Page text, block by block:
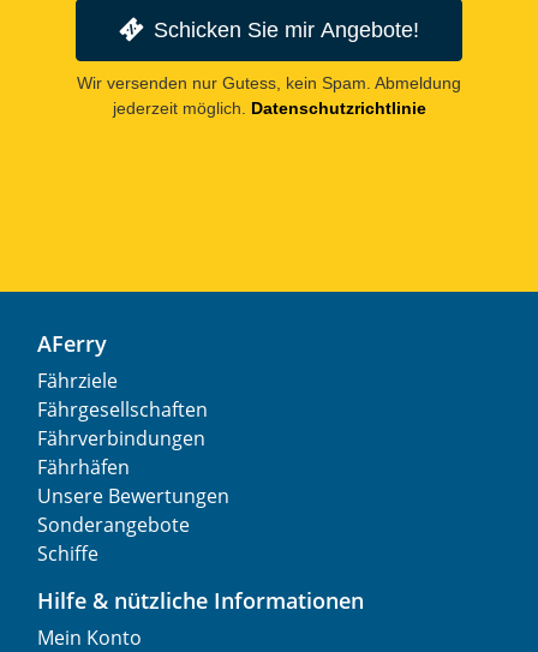
Schicken Sie mir Angebote!
Wir versenden nur Gutess, kein Spam. Abmeldung
jederzeit möglich.
Datenschutzrichtlinie
AFerry
Fährziele
Fährgesellschaften
Fährverbindungen
Fährhäfen
Unsere Bewertungen
Sonderangebote
Schiffe
Hilfe & nützliche Informationen
Mein Konto